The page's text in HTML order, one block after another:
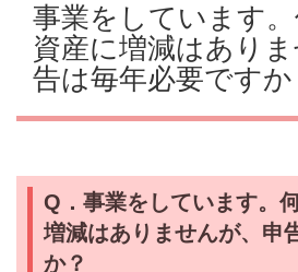
事業をしています
資産に増減はあり
告は毎年必要ですか
Q． 事業をしています。
増減はありませんが、申
か？